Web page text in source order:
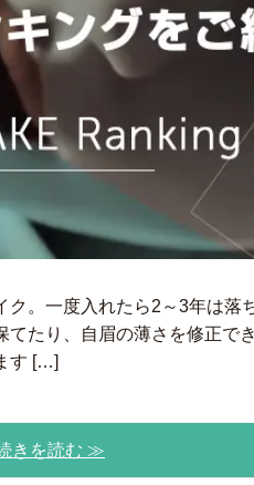
。一度入れたら2～3年は落
たり、自眉の薄さを修正で
す […]
きを読む ≫